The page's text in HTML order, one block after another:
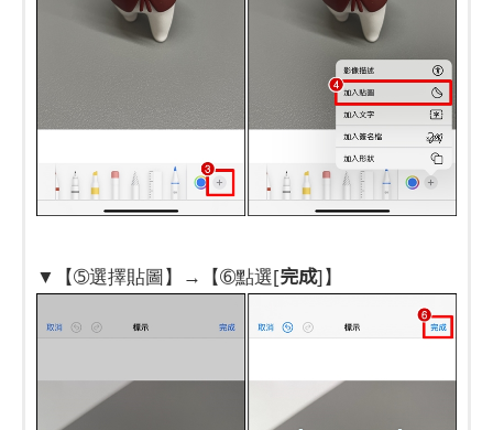
▼【➄選擇貼圖】→【➅點選[完成]】